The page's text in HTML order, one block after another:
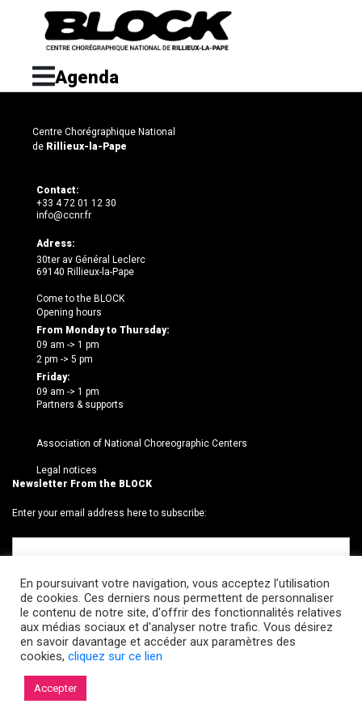
Agenda
Centre Chorégraphique National
de Rillieux-la-Pape
Contact:
+33 4 72 01 12 30
info@ccnr.fr
Adress:
30ter av Général Leclerc
69140 Rillieux-la-Pape
Come to the BLOCK
Opening hours
From Monday to Thursday:
09 am -> 1 pm
2 pm -> 5 pm
Friday:
09 am -> 1 pm
Partners & supports
Association of National Choreographic Centers
Legal notices
Newsletter From the BLOCK
Enter your email address here to subscribe:
© 2026 Le BLOCK · CCNR. Tous droits réservés.
En poursuivant votre navigation, vous acceptez l’utilisation
de cookies. Ces derniers nous permettent de personnaliser
le contenu de notre site, d'offrir des fonctionnalités relatives
aux médias sociaux et d'analyser notre trafic. Vous désirez
en savoir davantage et accéder aux paramètres des
cookies, cliquez sur ce lien
Accepter